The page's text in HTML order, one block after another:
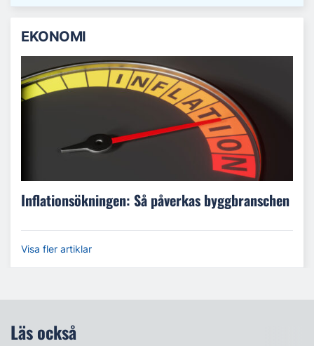
EKONOMI
Inflationsökningen: Så påverkas byggbranschen
Visa fler artiklar
Läs också